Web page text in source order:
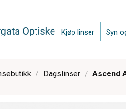
Kjøp linser Syn
Dagslinser Ascend